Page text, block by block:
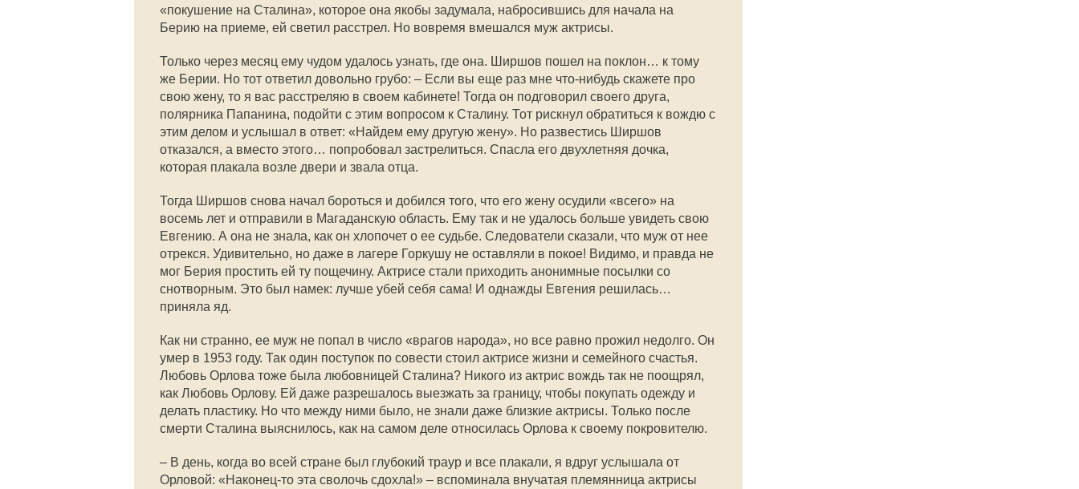
«покушение на Сталина», которое она якобы задумала, набросившись для начала на
Берию на приеме, ей светил расстрел. Но вовремя вмешался муж актрисы.
Только через месяц ему чудом удалось узнать, где она. Ширшов пошел на поклон… к тому
же Берии. Но тот ответил довольно грубо: – Если вы еще раз мне что-нибудь скажете про
свою жену, то я вас расстреляю в своем кабинете! Тогда он подговорил своего друга,
полярника Папанина, подойти с этим вопросом к Сталину. Тот рискнул обратиться к вождю с
этим делом и услышал в ответ: «Найдем ему другую жену». Но развестись Ширшов
отказался, а вместо этого… попробовал застрелиться. Спасла его двухлетняя дочка,
которая плакала возле двери и звала отца.
Тогда Ширшов снова начал бороться и добился того, что его жену осудили «всего» на
восемь лет и отправили в Магаданскую область. Ему так и не удалось больше увидеть свою
Евгению. А она не знала, как он хлопочет о ее судьбе. Следователи сказали, что муж от нее
отрекся. Удивительно, но даже в лагере Горкушу не оставляли в покое! Видимо, и правда не
мог Берия простить ей ту пощечину. Актрисе стали приходить анонимные посылки со
снотворным. Это был намек: лучше убей себя сама! И однажды Евгения решилась…
приняла яд.
Как ни странно, ее муж не попал в число «врагов народа», но все равно прожил недолго. Он
умер в 1953 году. Так один поступок по совести стоил актрисе жизни и семейного счастья.
Любовь Орлова тоже была любовницей Сталина? Никого из актрис вождь так не поощрял,
как Любовь Орлову. Ей даже разрешалось выезжать за границу, чтобы покупать одежду и
делать пластику. Но что между ними было, не знали даже близкие актрисы. Только после
смерти Сталина выяснилось, как на самом деле относилась Орлова к своему покровителю.
– В день, когда во всей стране был глубокий траур и все плакали, я вдруг услышала от
Орловой: «Наконец-то эта сволочь сдохла!» – вспоминала внучатая племянница актрисы